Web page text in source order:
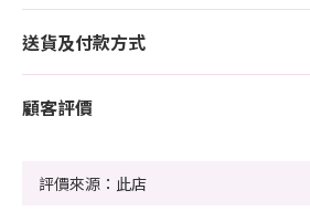
送貨及付款方式
顧客評價